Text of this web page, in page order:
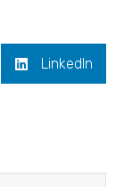
LinkedIn